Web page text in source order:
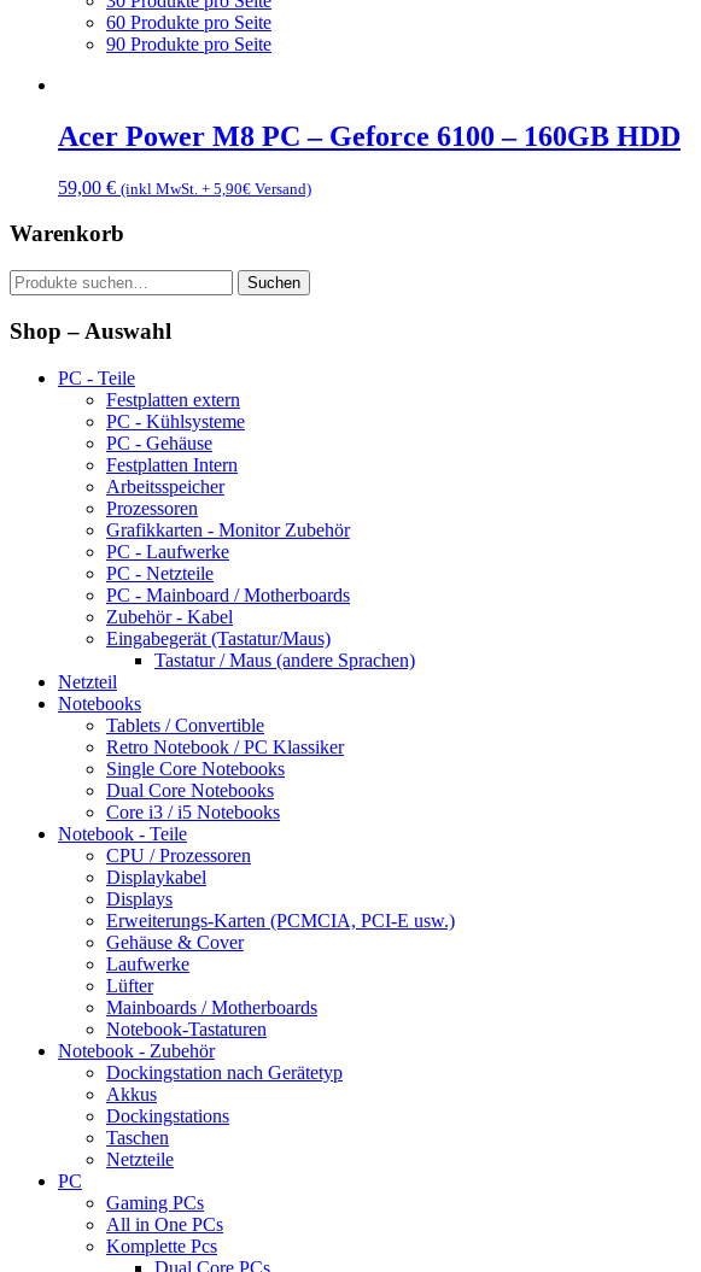
60 Produkte pro Seite
90 Produkte pro Seite
Acer Power M8 PC – Geforce 6100 – 160GB HDD
59,00 € (inkl MwSt. + 5,90€ Versand)
Warenkorb
Suche
nach:
Suchen
Shop – Auswahl
PC - Teile
Festplatten extern
PC - Kühlsysteme
PC - Gehäuse
Festplatten Intern
Arbeitsspeicher
Prozessoren
Grafikkarten - Monitor Zubehör
PC - Laufwerke
PC - Netzteile
PC - Mainboard / Motherboards
Zubehör - Kabel
Eingabegerät (Tastatur/Maus)
Tastatur / Maus (andere Sprachen)
Netzteil
Notebooks
Tablets / Convertible
Retro Notebook / PC Klassiker
Single Core Notebooks
Dual Core Notebooks
Core i3 / i5 Notebooks
Notebook - Teile
CPU / Prozessoren
Displaykabel
Displays
Erweiterungs-Karten (PCMCIA, PCI-E usw.)
Gehäuse & Cover
Laufwerke
Lüfter
Mainboards / Motherboards
Notebook-Tastaturen
Notebook - Zubehör
Dockingstation nach Gerätetyp
Akkus
Dockingstations
Taschen
Netzteile
PC
Gaming PCs
All in One PCs
Komplette Pcs
Dual Core PCs